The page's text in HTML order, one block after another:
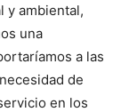
y ambiental,
una
a las
de
en los